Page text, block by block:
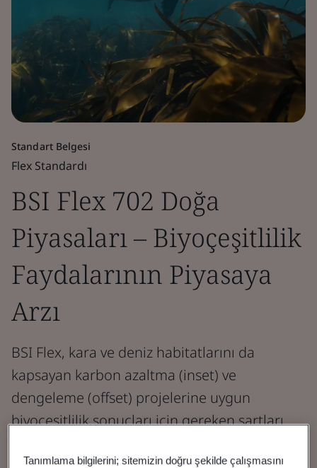
Standart Belgesi
Flex Standardı
BSI Flex 702 Doğa
Piyasaları – Biyoçeşitlilik
Faydalarının Piyasaya
Arzı
BSI Flex, kara ve deniz habitatlarını da
kapsayan karbon azaltma (inset) ve
dengeleme (offset) projelerine uygun
biyoçeşitlilik sonuçları için gereken şartları
Tanımlama bilgilerini; sitemizin doğru şekilde çalışmasını